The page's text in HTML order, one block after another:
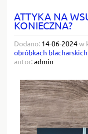
ATTYKA NA
KONIECZNA?
Dodano: 14-06-2024w
obróbkach blacharskich
autor:admin